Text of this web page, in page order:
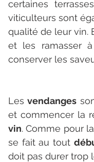
certaines
viticulteurs sont
qualité de leur vin.
et les ramasser
conserver les
Les vendanges
et commencer la
vin. Comme pour
se fait au tout
doit pas durer trop